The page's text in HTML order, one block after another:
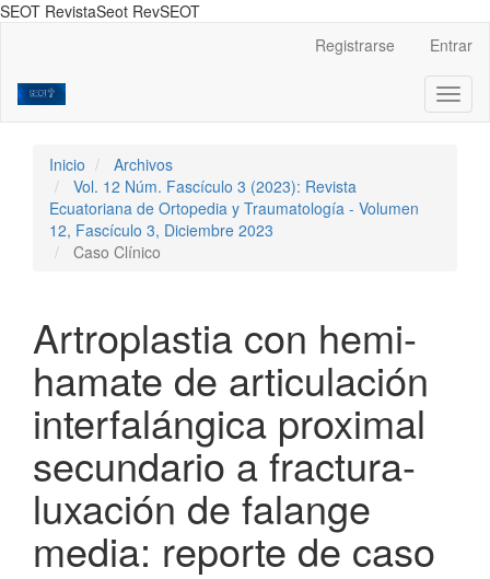
SEOT RevistaSeot RevSEOT
principal
Barra
Registrarse Entrar
Inicio
Archivos
Vol. 12 Núm. Fascículo 3 (2023): Revista
Ecuatoriana de Ortopedia y Traumatología - Volumen
12, Fascículo 3, Diciembre 2023
Caso Clínico
Artroplastia con hemi-
hamate de articulación
interfalángica proximal
secundario a fractura-
luxación de falange
media: reporte de caso